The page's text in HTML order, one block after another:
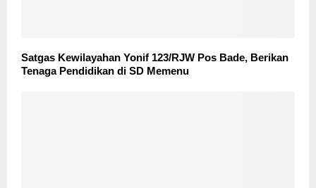
Satgas Kewilayahan Yonif 123/RJW Pos Bade, Berikan
Tenaga Pendidikan di SD Memenu